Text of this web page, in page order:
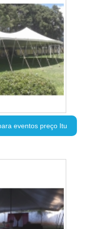
eventos preço Itu